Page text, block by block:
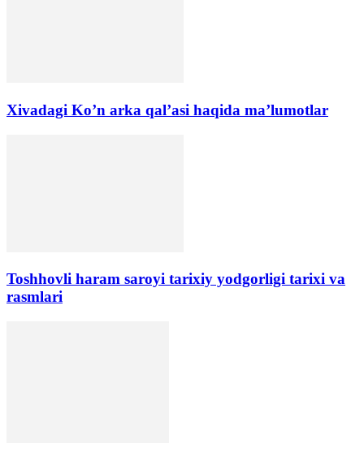
Xivadagi Ko’n arka qal’asi haqida ma’lumotlar
Toshhovli haram saroyi tarixiy yodgorligi tarixi va
rasmlari